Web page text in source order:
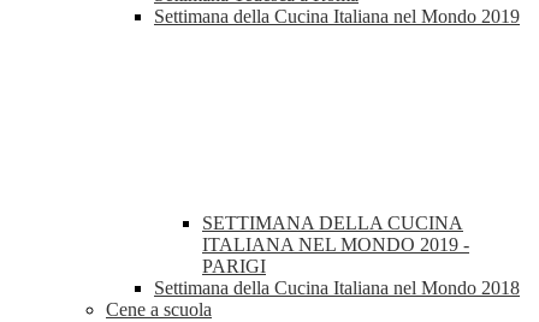
Settimana della Cucina Italiana nel Mondo 2019
SETTIMANA DELLA CUCINA
ITALIANA NEL MONDO 2019 -
PARIGI
Settimana della Cucina Italiana nel Mondo 2018
Cene a scuola